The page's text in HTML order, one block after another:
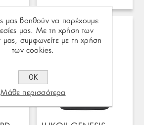
μας βοηθούν να παρέχουμε
μας. Με τη χρήση των
μας, συμφωνείτε με τη χρήση
των cookies.
ΟΚ
Μάθε περισσότερα